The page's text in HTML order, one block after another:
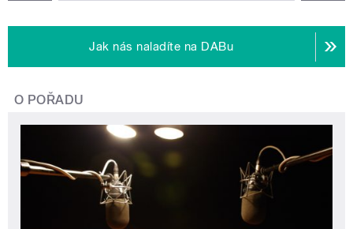
Jak nás naladíte na DABu
O POŘADU